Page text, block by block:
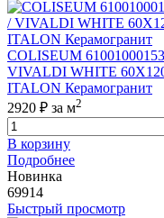
COLISEUM
VIVALDI WHITE
ITALON Керамогранит
2920 ₽ за м2
В корзину
Подробнее
Новинка
69914
Быстрый просмотр